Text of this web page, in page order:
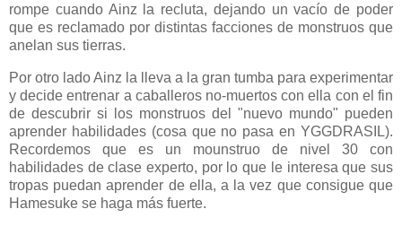
rompe cuando Ainz la recluta, dejando un vacío de poder
que es reclamado por distintas facciones de monstruos que
anelan sus tierras.
Por otro lado Ainz la lleva a la gran tumba para experimentar
y decide entrenar a caballeros no-muertos con ella con el fin
de descubrir si los monstruos del "nuevo mundo" pueden
aprender habilidades (cosa que no pasa en YGGDRASIL).
Recordemos que es un mounstruo de nivel 30 con
habilidades de clase experto, por lo que le interesa que sus
tropas puedan aprender de ella, a la vez que consigue que
Hamesuke se haga más fuerte.